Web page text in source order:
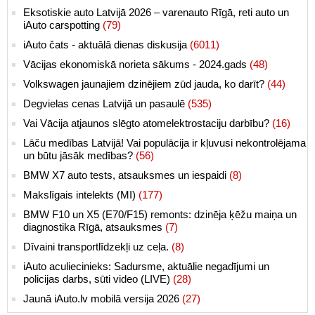
Eksotiskie auto Latvijā 2026 – varenauto Rīgā, reti auto un
iAuto carspotting (79)
iAuto čats - aktuālā dienas diskusija (6011)
Vācijas ekonomiskā norieta sākums - 2024.gads (48)
Volkswagen jaunajiem dzinējiem zūd jauda, ko darīt? (44)
Degvielas cenas Latvijā un pasaulē (535)
Vai Vācija atjaunos slēgto atomelektrostaciju darbību? (16)
Lāču medības Latvijā! Vai populācija ir kļuvusi nekontrolējama
un būtu jāsāk medības? (56)
BMW X7 auto tests, atsauksmes un iespaidi (8)
Makslīgais intelekts (MI) (177)
BMW F10 un X5 (E70/F15) remonts: dzinēja ķēžu maiņa un
diagnostika Rīgā, atsauksmes (7)
Dīvaini transportlīdzekļi uz ceļa. (8)
iAuto aculiecinieks: Sadursme, aktuālie negadījumi un
policijas darbs, sūti video (LIVE) (28)
Jaunā iAuto.lv mobilā versija 2026 (27)